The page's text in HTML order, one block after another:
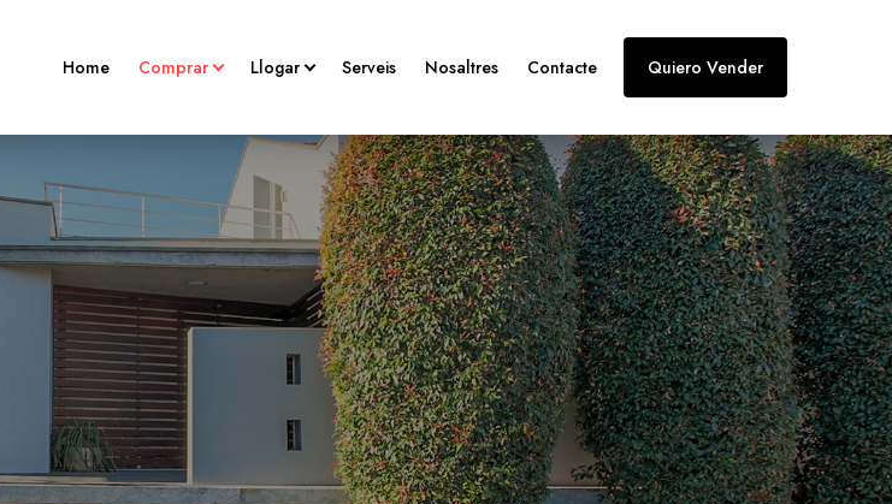
Home Comprar
Locals En Venda
Parking En Venda
Habitages En Venda
Llogar
Habitatges
Locals
Places D'aparcament
Serveis Nosaltres Contacte Quiero Vender